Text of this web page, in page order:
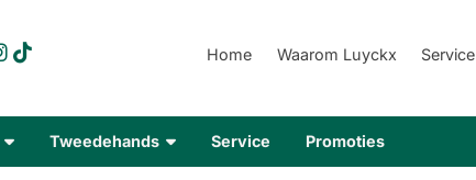
Home Waarom Luyckx Service
Tweedehands Service Promoties